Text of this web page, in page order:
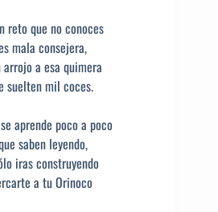
reto que no conoces
mala consejera,
arrojo a esa quimera
suelten mil coces.
aprende poco a poco
saben leyendo,
iras construyendo
a tu Orinoco